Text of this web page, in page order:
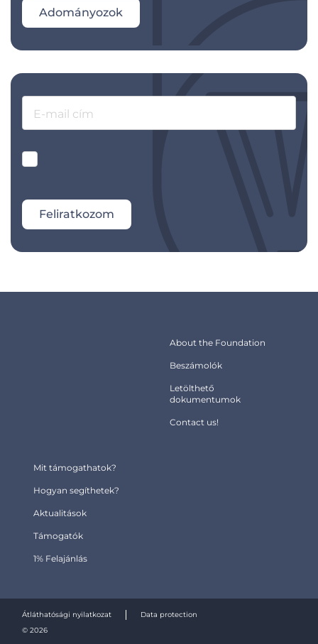
Adományozok
E-mail cím
Feliratkozom
About the Foundation
Beszámolók
Letölthető
dokumentumok
Contact us!
Mit támogathatok?
Hogyan segíthetek?
Aktualitások
Támogatók
1% Felajánlás
Átláthatósági nyilatkozat
Data protection
© 2026